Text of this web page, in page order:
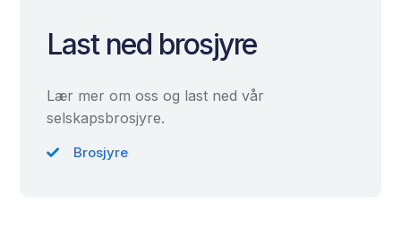
Last ned brosjyre
Lær mer om oss og last ned vår
selskapsbrosjyre.
Brosjyre